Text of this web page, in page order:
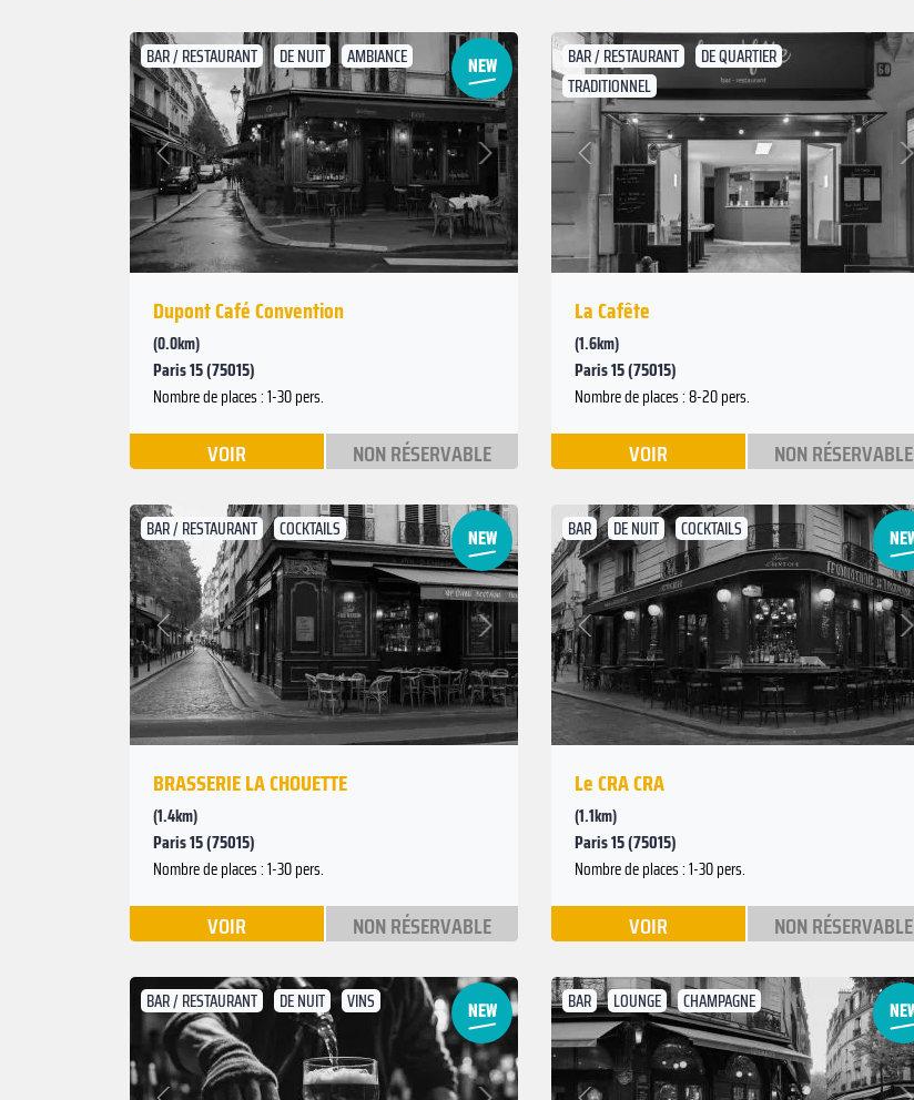
BAR / RESTAURANT DE NUIT AMBIANCE
Précédent
Suivant
Dupont Café Convention
(0.0km)
Paris 15 (75015)
Nombre de places : 1-30 pers.
VOIR NON RÉSERVABLE
BAR / RESTAURANT
DE QUARTIER
TRADITIONNEL
Précédent
Suivant
La Cafête
(1.6km)
Paris 15 (75015)
Nombre de places : 8-20 pers.
VOIR NON RÉSERVABLE
BAR / RESTAURANT COCKTAILS
Précédent
Suivant
BRASSERIE LA CHOUETTE
(1.4km)
Paris 15 (75015)
Nombre de places : 1-30 pers.
VOIR NON RÉSERVABLE
BAR DE NUIT COCKTAILS
Précédent
Suivant
Le CRA CRA
(1.1km)
Paris 15 (75015)
Nombre de places : 1-30 pers.
VOIR NON RÉSERVABLE
BAR / RESTAURANT DE NUIT VINS
Suivant
BAR LOUNGE CHAMPAGNE
Suivant